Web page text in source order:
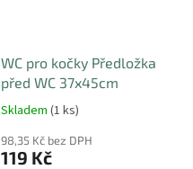
WC pro kočky Předložka
před WC 37x45cm
Skladem (1 ks)
98,35 Kč bez DPH
119 Kč